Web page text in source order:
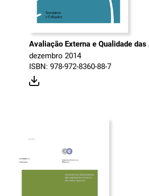
Avaliação Externa e Qualidade
dezembro 2014
ISBN: 978-972-8360-88-7